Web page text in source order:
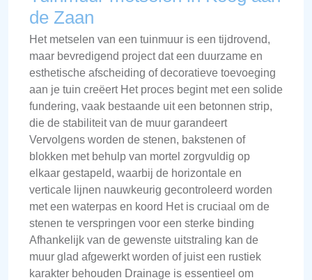
de Zaan
Het metselen van een tuinmuur is een tijdrovend,
maar bevredigend project dat een duurzame en
esthetische afscheiding of decoratieve toevoeging
aan je tuin creëert Het proces begint met een solide
fundering, vaak bestaande uit een betonnen strip,
die de stabiliteit van de muur garandeert
Vervolgens worden de stenen, bakstenen of
blokken met behulp van mortel zorgvuldig op
elkaar gestapeld, waarbij de horizontale en
verticale lijnen nauwkeurig gecontroleerd worden
met een waterpas en koord Het is cruciaal om de
stenen te verspringen voor een sterke binding
Afhankelijk van de gewenste uitstraling kan de
muur glad afgewerkt worden of juist een rustiek
karakter behouden Drainage is essentieel om